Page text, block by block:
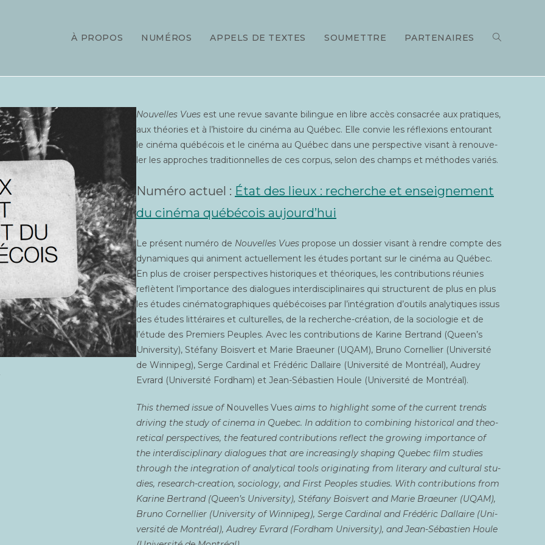
À PROPOS NUMÉROS APPELS DE TEXTES SOUMETTRE PARTENAIRES
Nou­velles Vues est une revue savante bilingue en libre accès consa­crée aux pra­tiques,
aux théo­ries et à l’histoire du ciné­ma au Qué­bec. Elle convie les réflexions entou­rant
le ciné­ma qué­bé­cois et le ciné­ma au Qué­bec dans une pers­pec­tive visant à renou­ve­
ler les approches tra­di­tion­nelles de ces cor­pus, selon des champs et méthodes variés.
Numé­ro actuel : État des lieux : recherche et ensei­gne­ment
du ciné­ma qué­bé­cois aujourd’hui
Le pré­sent numé­ro de Nou­velles Vues pro­pose un dos­sier visant à rendre compte des
dyna­miques qui animent actuel­le­ment les études por­tant sur le ciné­ma au Qué­bec.
En plus de croi­ser pers­pec­tives his­to­riques et théo­riques, les contri­bu­tions réunies
reflètent l’importance des dia­logues inter­dis­ci­pli­naires qui struc­turent de plus en plus
les études ciné­ma­to­gra­phiques qué­bé­coises par l’intégration d’outils ana­ly­tiques issus
des études lit­té­raires et cultu­relles, de la recherche-créa­tion, de la socio­lo­gie et de
l’étude des Pre­miers Peuples. Avec les contri­bu­tions de Karine Ber­trand (Queen’s
Uni­ver­si­ty), Sté­fa­ny Bois­vert et Marie Braeu­ner (UQAM), Bru­no Cor­nel­lier (Uni­ver­si­té
de Win­ni­peg), Serge Car­di­nal et Fré­dé­ric Dal­laire (Uni­ver­si­té de Mont­réal), Audrey
Evrard (Uni­ver­si­té Ford­ham) et Jean-Sébas­tien Houle (Uni­ver­si­té de Montréal).
This the­med issue of Nou­velles Vues aims to high­light some of the cur­rent trends
dri­ving the stu­dy of cine­ma in Que­bec. In addi­tion to com­bi­ning his­to­ri­cal and theo­
re­ti­cal pers­pec­tives, the fea­tu­red contri­bu­tions reflect the gro­wing impor­tance of
the inter­dis­ci­pli­na­ry dia­logues that are increa­sin­gly sha­ping Que­bec film stu­dies
through the inte­gra­tion of ana­ly­ti­cal tools ori­gi­na­ting from lite­ra­ry and cultu­ral stu­
dies, research-crea­tion, socio­lo­gy, and First Peoples stu­dies. With contri­bu­tions from
Karine Ber­trand (Queen’s Uni­ver­si­ty), Sté­fa­ny Bois­vert and Marie Braeu­ner (UQAM),
Bru­no Cor­nel­lier (Uni­ver­si­ty of Win­ni­peg), Serge Car­di­nal and Fré­dé­ric Dal­laire (Uni­
ver­si­té de Mont­réal), Audrey Evrard (Ford­ham Uni­ver­si­ty), and Jean-Sébas­tien Houle